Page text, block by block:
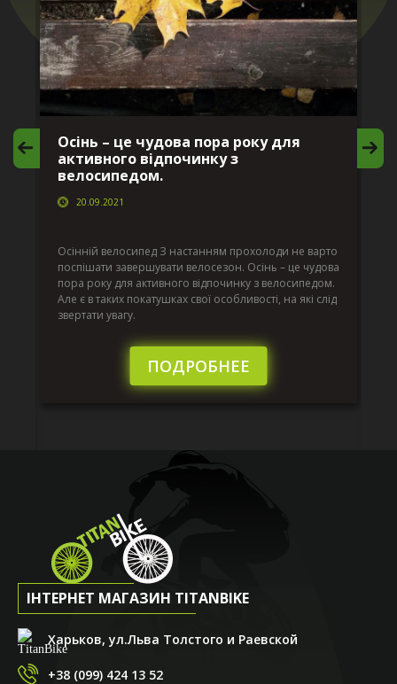
Осінь – це чудова пора року для
активного відпочинку з
велосипедом.
20.09.2021
Осінній велосипед З настанням прохолоди не варто
поспішати завершувати велосезон. Осінь – це чудова
пора року для активного відпочинку з велосипедом.
Але є в таких покатушках свої особливості, на які слід
звертати увагу.
ПОДРОБНЕЕ
ІНТЕРНЕТ МАГАЗИН TITANBIKE
Харьков, ул.Льва Толстого и Раевской
+38 (099) 424 13 52